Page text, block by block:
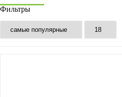
Фильтры